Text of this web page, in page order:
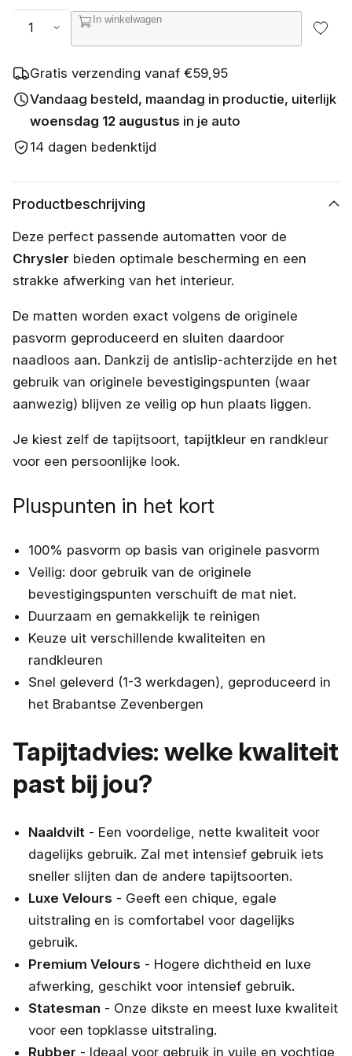
Productbeschrijving
Deze perfect passende automatten voor de
Chrysler bieden optimale bescherming en een
strakke afwerking van het interieur.
De matten worden exact volgens de originele
pasvorm geproduceerd en sluiten daardoor
naadloos aan. Dankzij de antislip-achterzijde en het
gebruik van originele bevestigingspunten (waar
aanwezig) blijven ze veilig op hun plaats liggen.
Je kiest zelf de tapijtsoort, tapijtkleur en randkleur
voor een persoonlijke look.
Pluspunten in het kort
100% pasvorm op basis van originele pasvorm
Veilig: door gebruik van de originele
bevestigingspunten verschuift de mat niet.
Duurzaam en gemakkelijk te reinigen
Keuze uit verschillende kwaliteiten en
randkleuren
Snel geleverd (1-3 werkdagen), geproduceerd in
het Brabantse Zevenbergen
Tapijtadvies: welke kwaliteit
past bij jou?
Naaldvilt - Een voordelige, nette kwaliteit voor
dagelijks gebruik. Zal met intensief gebruik iets
sneller slijten dan de andere tapijtsoorten.
Luxe Velours - Geeft een chique, egale
uitstraling en is comfortabel voor dagelijks
gebruik.
Premium Velours - Hogere dichtheid en luxe
afwerking, geschikt voor intensief gebruik.
Statesman - Onze dikste en meest luxe kwaliteit
voor een topklasse uitstraling.
Rubber - Ideaal voor gebruik in vuile en vochtige
s
k
a
r
In winkelwagen
Gratis verzending vanaf €59,95
Vandaag besteld, maandag in productie, uiterlijk
woensdag 12 augustus in je auto
14 dagen bedenktijd